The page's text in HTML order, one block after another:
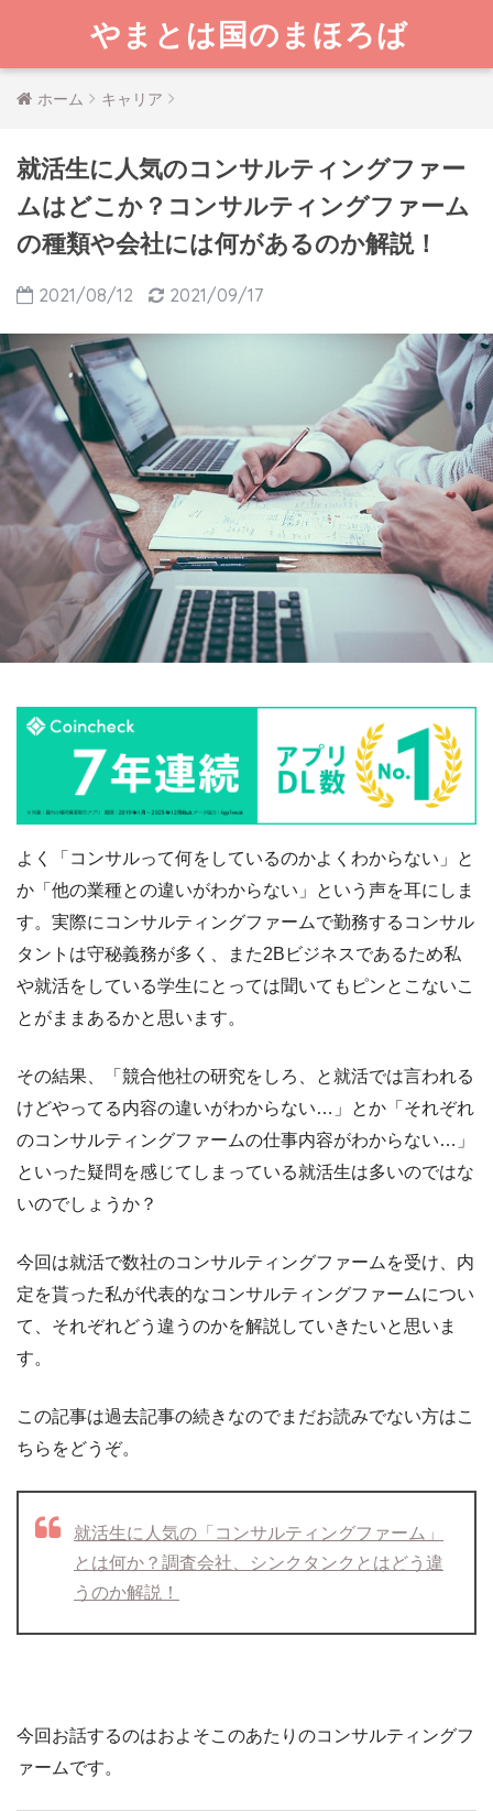
やまとは国のまほろば
ホーム キャリア
就活生に人気のコンサルティングファー
ムはどこか？コンサルティングファーム
の種類や会社には何があるのか解説！
2021/08/12 2021/09/17
よく「コンサルって何をしているのかよくわからない」と
か「他の業種との違いがわからない」という声を耳にしま
す。実際にコンサルティングファームで勤務するコンサル
タントは守秘義務が多く、また2Bビジネスであるため私
や就活をしている学生にとっては聞いてもピンとこないこ
とがままあるかと思います。
その結果、「競合他社の研究をしろ、と就活では言われる
けどやってる内容の違いがわからない…」とか「それぞれ
のコンサルティングファームの仕事内容がわからない…」
といった疑問を感じてしまっている就活生は多いのではな
いのでしょうか？
今回は就活で数社のコンサルティングファームを受け、内
定を貰った私が代表的なコンサルティングファームについ
て、それぞれどう違うのかを解説していきたいと思いま
す。
この記事は過去記事の続きなのでまだお読みでない方はこ
ちらをどうぞ。
就活生に人気の「コンサルティングファーム」
とは何か？調査会社、シンクタンクとはどう違
うのか解説！
今回お話するのはおよそこのあたりのコンサルティングフ
ァームです。